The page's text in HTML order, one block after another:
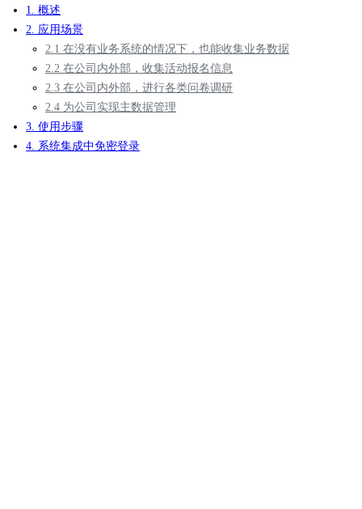
1. 概述
2. 应用场景
2.1 在没有业务系统的情况下，也能收集业务数据
2.2 在公司内外部，收集活动报名信息
2.3 在公司内外部，进行各类问卷调研
2.4 为公司实现主数据管理
3. 使用步骤
4. 系统集成中免密登录